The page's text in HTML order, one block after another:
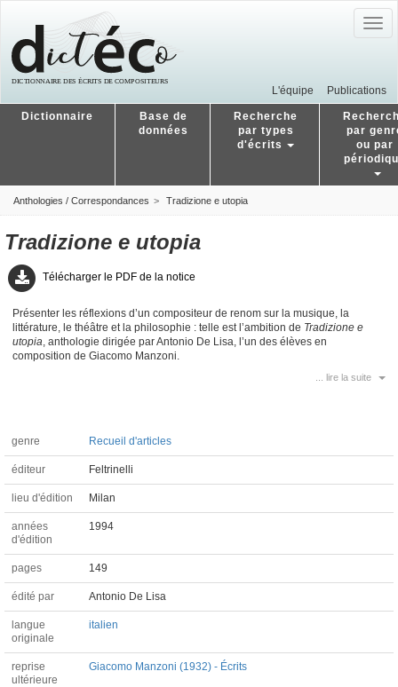
L'équipe Publications
Dictionnaire
Base de
données
Recherche
par types
d'écrits
par
ou par
Anthologies / Correspondances Tradizione e utopia
Tradizione e utopia
Télécharger le PDF de la notice
Présenter les réflexions d’un compositeur de renom sur la musique, la
littérature, le théâtre et la philosophie : telle est l’ambition de Tradizione e
utopia, anthologie dirigée par Antonio De Lisa, l’un des élèves en
composition de Giacomo Manzoni.
... lire la suite
genre Recueil d'articles
éditeur Feltrinelli
lieu d'édition Milan
années
d'édition
1994
pages 149
édité par Antonio De Lisa
langue
originale
italien
reprise
ultérieure
Giacomo Manzoni (1932) - Écrits